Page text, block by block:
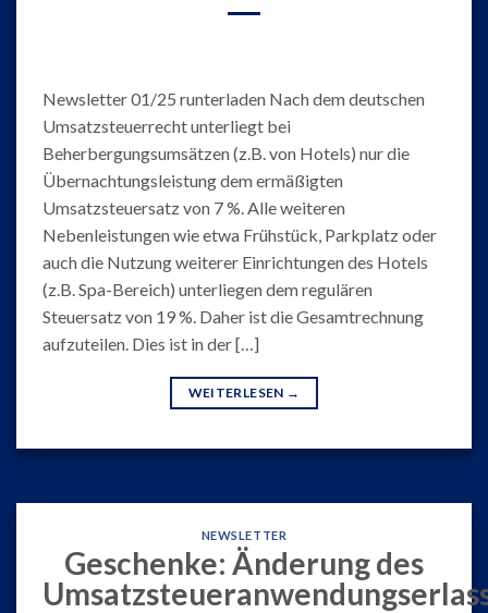
Newsletter 01/25 runterladen Nach dem deutschen
Umsatzsteuerrecht unterliegt bei
Beherbergungsumsätzen (z.B. von Hotels) nur die
Übernachtungsleistung dem ermäßigten
Umsatzsteuersatz von 7 %. Alle weiteren
Nebenleistungen wie etwa Frühstück, Parkplatz oder
auch die Nutzung weiterer Einrichtungen des Hotels
(z.B. Spa-Bereich) unterliegen dem regulären
Steuersatz von 19 %. Daher ist die Gesamtrechnung
aufzuteilen. Dies ist in der […]
WEITERLESEN →
NEWSLETTER
Geschenke: Änderung des